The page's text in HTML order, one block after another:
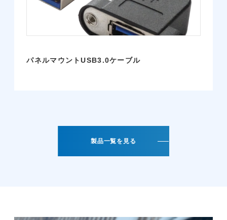
パネルマウントUSB3.0ケーブル
製品一覧を見る